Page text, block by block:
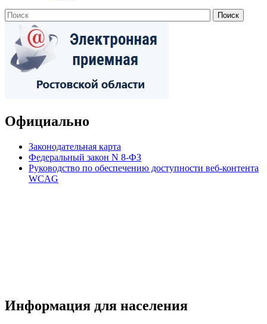
Официально
Законодательная карта
Федеральный закон N 8-ФЗ
Руководство по обеспечению доступности веб-контента
WCAG
Информация для населения